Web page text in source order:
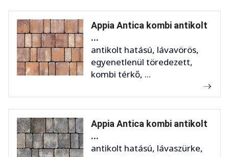
Appia Antica kombi antikolt
...
antikolt hatású, lávavörös,
egyenetlenül töredezett,
kombi térkő, ...
Appia Antica kombi antikolt
...
antikolt hatású, lávaszürke,